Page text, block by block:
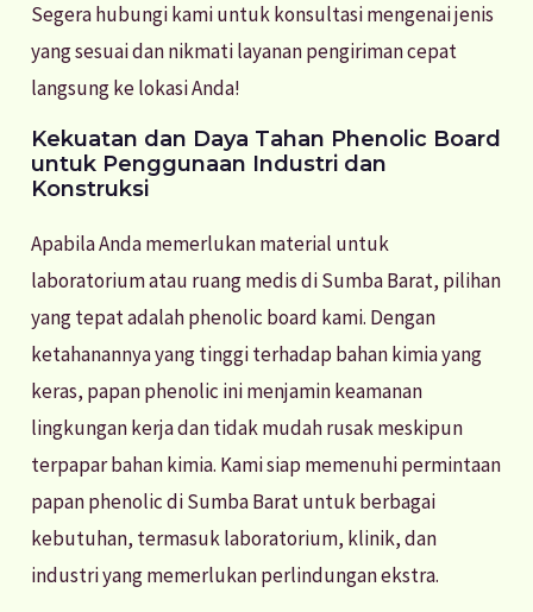
Segera hubungi kami untuk konsultasi mengenai jenis
yang sesuai dan nikmati layanan pengiriman cepat
langsung ke lokasi Anda!
Kekuatan dan Daya Tahan Phenolic Board
untuk Penggunaan Industri dan
Konstruksi
Apabila Anda memerlukan material untuk
laboratorium atau ruang medis di Sumba Barat, pilihan
yang tepat adalah phenolic board kami. Dengan
ketahanannya yang tinggi terhadap bahan kimia yang
keras, papan phenolic ini menjamin keamanan
lingkungan kerja dan tidak mudah rusak meskipun
terpapar bahan kimia. Kami siap memenuhi permintaan
papan phenolic di Sumba Barat untuk berbagai
kebutuhan, termasuk laboratorium, klinik, dan
industri yang memerlukan perlindungan ekstra.